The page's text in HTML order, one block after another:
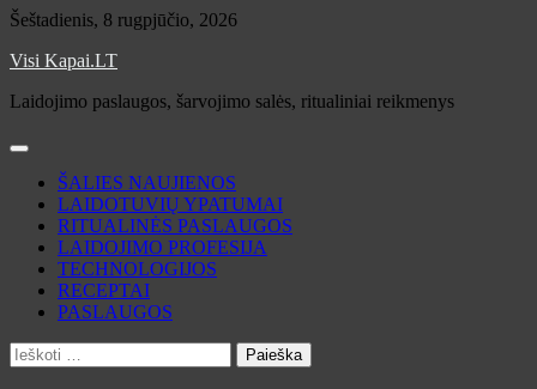
Skip
content
Šeštadienis, 8 rugpjūčio, 2026
Visi Kapai.LT
Laidojimo paslaugos, šarvojimo salės, ritualiniai reikmenys
ŠALIES NAUJIENOS
LAIDOTUVIŲ YPATUMAI
RITUALINĖS PASLAUGOS
LAIDOJIMO PROFESIJA
TECHNOLOGIJOS
RECEPTAI
PASLAUGOS
Ieškoti: